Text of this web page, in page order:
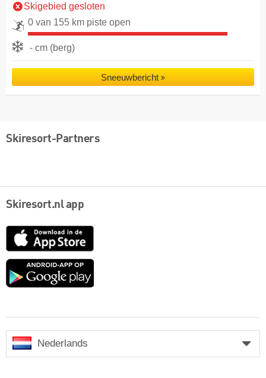
Skigebied gesloten
0 van 155 km piste open
- cm (berg)
Sneeuwbericht
Skiresort-Partners
Skiresort.nl app
App
Google
Nederlands